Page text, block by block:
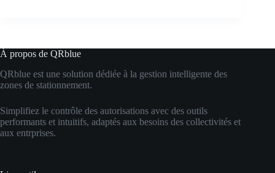
À propos de QRblue
QRblue est une solution dédiée à la gestion intelligente des
zones de stationnement.
Simplifiez le contrôle des autorisations avec des outils
performants et intuitifs, adaptés aux besoins des collectivités et
aux entrprises.